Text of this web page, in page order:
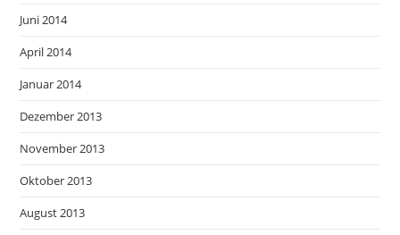
Juni 2014
April 2014
Januar 2014
Dezember 2013
November 2013
Oktober 2013
August 2013